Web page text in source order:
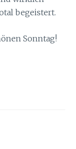
begeistert.
Sonntag!